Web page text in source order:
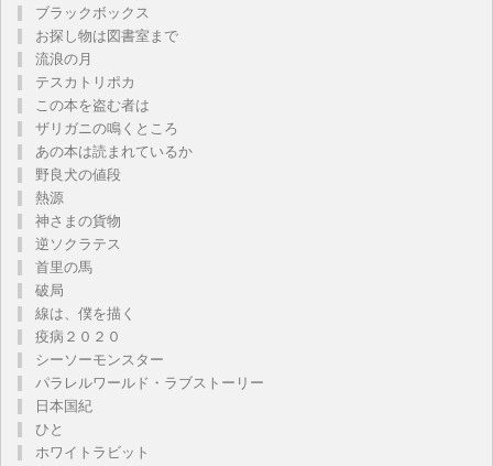
ブラックボックス
お探し物は図書室まで
流浪の月
テスカトリポカ
この本を盗む者は
ザリガニの鳴くところ
あの本は読まれているか
野良犬の値段
熱源
神さまの貨物
逆ソクラテス
首里の馬
破局
線は、僕を描く
疫病２０２０
シーソーモンスター
パラレルワールド・ラブストーリー
日本国紀
ひと
ホワイトラビット